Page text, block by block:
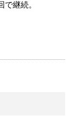
継続。